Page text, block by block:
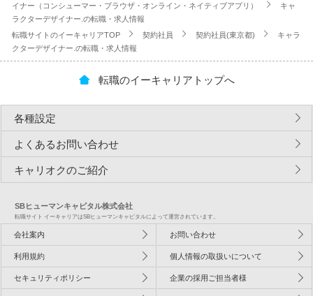
イナー（コンシューマー・ブラウザ・オンライン・ネイティブアプリ）
キャ
ラクターデザイナー.の転職・求人情報
転職サイトのイーキャリアTOP
契約社員 契約社員(東京都)
キャラ
クターデザイナー.の転職・求人情報
転職のイーキャリアトップへ
各種設定
よくあるお問い合わせ
キャリオクのご紹介
SBヒューマンキャピタル株式会社
転職サイト イーキャリアはSBヒューマンキャピタルによって運営されています。
会社案内 お問い合わせ
利用規約 個人情報の取扱いについて
セキュリティポリシー 企業の採用ご担当者様